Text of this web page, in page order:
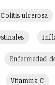
Colitis ulcerosa
Enfermedad
Vitamina C